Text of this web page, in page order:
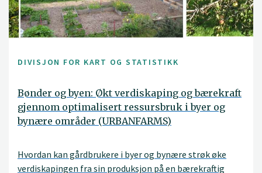
DIVISJON FOR KART OG STATISTIKK
Bønder og byen: Økt verdiskaping og bærekraft
gjennom optimalisert ressursbruk i byer og
bynære områder (URBANFARMS)
Hvordan kan gårdbrukere i byer og bynære strøk øke
verdiskapingen fra sin produksjon på en bærekraftig